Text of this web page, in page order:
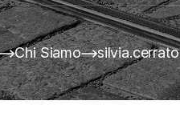
Chi Siamo silvia.cerrato